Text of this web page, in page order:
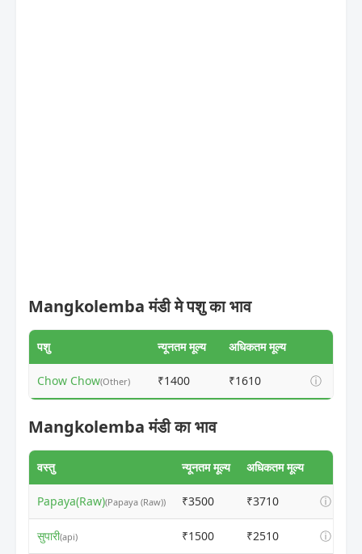
Mangkolemba मंडी मे पशु का भाव
पशु न्यूनतम मूल्य अधिकतम मूल्य
Chow Chow(Other) ₹1400 ₹1610 ⓘ
Mangkolemba मंडी का भाव
वस्तु न्यूनतम मूल्य अधिकतम मूल्य
Papaya(Raw)(Papaya (Raw)) ₹3500 ₹3710 ⓘ
सुपारी(api) ₹1500 ₹2510 ⓘ